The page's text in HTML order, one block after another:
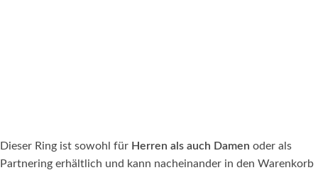
Dieser Ring ist sowohl für Herren als auch Damen oder als
Partnering erhältlich und kann nacheinander in den Warenkorb